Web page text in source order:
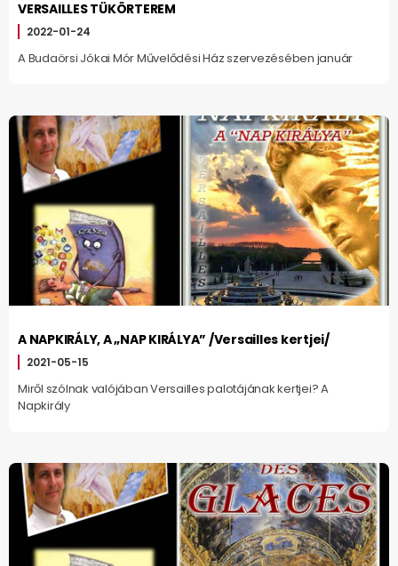
VERSAILLES TÜKÖRTEREM
2022-01-24
A Budaörsi Jókai Mór Művelődési Ház szervezésében január
A NAPKIRÁLY, A „NAP KIRÁLYA” /Versailles kertjei/
2021-05-15
Miről szólnak valójában Versailles palotájának kertjei? A
Napkirály